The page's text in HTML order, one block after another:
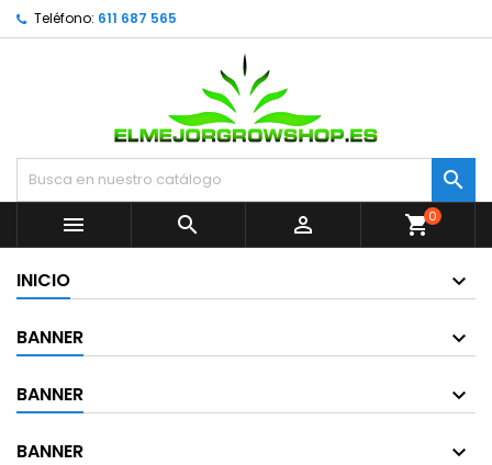
Teléfono: 611 687 565


  shopping_cart0
INICIO
BANNER
BANNER
BANNER